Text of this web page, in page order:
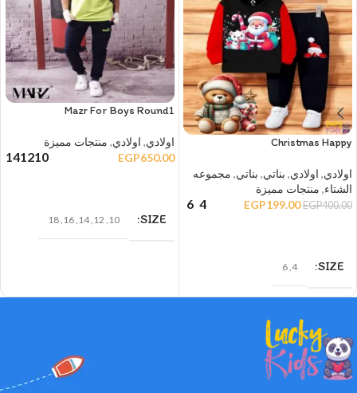
Christmas Happy
اولادي, اولادي, بناتي, بناتي, مجموعه
الشتاء, منتجات مميزة
EGP400.00
EGP199.00
4
6
SIZE
4
6
Mazr For Boys Round1
اولادي, اولادي, منتجات مميزة
EGP650.00
10
12
14
SIZE
10
12
,
14
16
18